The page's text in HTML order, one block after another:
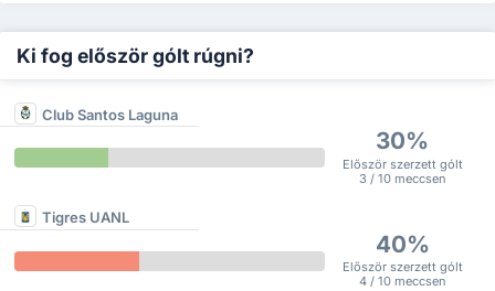
Ki fog először gólt rúgni?
Club Santos Laguna
30%
Először szerzett gólt
3 / 10 meccsen
Tigres UANL
40%
Először szerzett gólt
4 / 10 meccsen